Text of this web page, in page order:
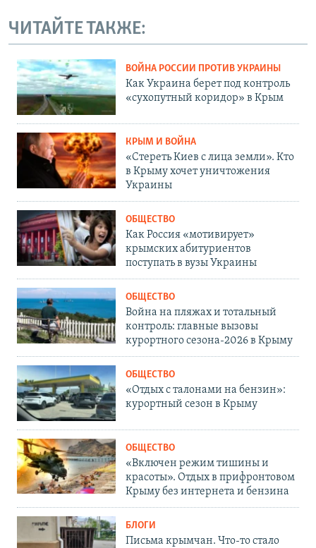
ЧИТАЙТЕ ТАКЖЕ:
ВОЙНА РОССИИ ПРОТИВ УКРАИНЫ
Как Украина берет под контроль
«сухопутный коридор» в Крым
КРЫМ И ВОЙНА
«Стереть Киев с лица земли». Кто
в Крыму хочет уничтожения
Украины
ОБЩЕСТВО
Как Россия «мотивирует»
крымских абитуриентов
поступать в вузы Украины
ОБЩЕСТВО
Война на пляжах и тотальный
контроль: главные вызовы
курортного сезона-2026 в Крыму
ОБЩЕСТВО
«Отдых с талонами на бензин»:
курортный сезон в Крыму
ОБЩЕСТВО
«Включен режим тишины и
красоты». Отдых в прифронтовом
Крыму без интернета и бензина
БЛОГИ
Письма крымчан. Что-то стало